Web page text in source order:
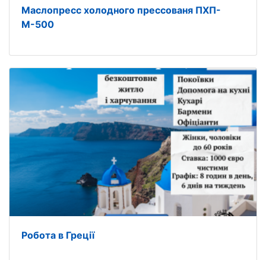
Маслопресс холодного прессованя ПХП-
М-500
Робота в Греції